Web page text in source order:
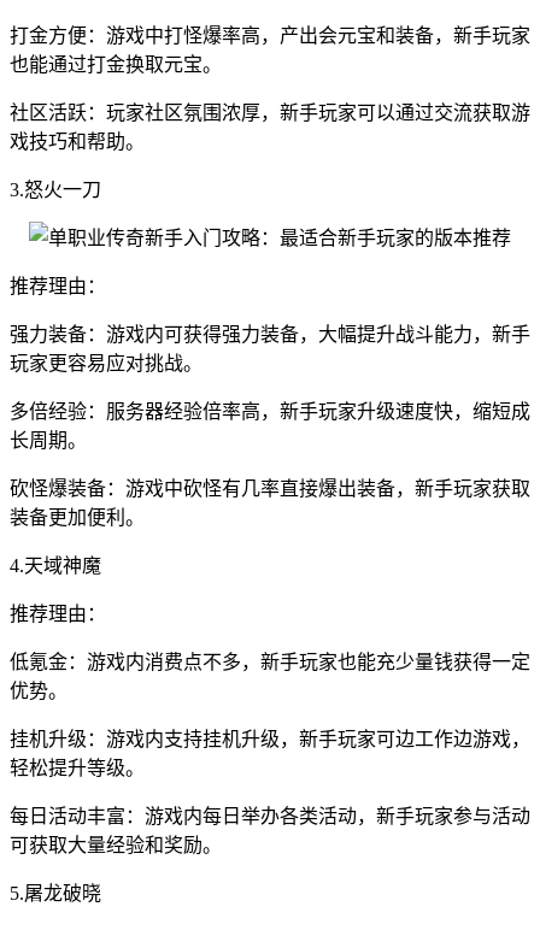
打金方便：游戏中打怪爆率高，产出会元宝和装备，新手玩家
也能通过打金换取元宝。
社区活跃：玩家社区氛围浓厚，新手玩家可以通过交流获取游
戏技巧和帮助。
3.怒火一刀
推荐理由：
强力装备：游戏内可获得强力装备，大幅提升战斗能力，新手
玩家更容易应对挑战。
多倍经验：服务器经验倍率高，新手玩家升级速度快，缩短成
长周期。
砍怪爆装备：游戏中砍怪有几率直接爆出装备，新手玩家获取
装备更加便利。
4.天域神魔
推荐理由：
低氪金：游戏内消费点不多，新手玩家也能充少量钱获得一定
优势。
挂机升级：游戏内支持挂机升级，新手玩家可边工作边游戏，
轻松提升等级。
每日活动丰富：游戏内每日举办各类活动，新手玩家参与活动
可获取大量经验和奖励。
5.屠龙破晓